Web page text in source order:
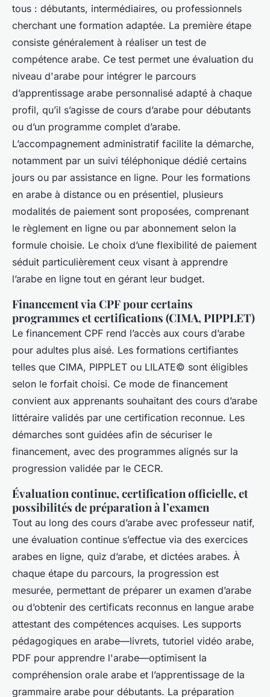
tous : débutants, intermédiaires, ou professionnels
cherchant une formation adaptée. La première étape
consiste généralement à réaliser un test de
compétence arabe. Ce test permet une évaluation du
niveau d'arabe pour intégrer le parcours
d’apprentissage arabe personnalisé adapté à chaque
profil, qu’il s’agisse de cours d’arabe pour débutants
ou d’un programme complet d’arabe.
L’accompagnement administratif facilite la démarche,
notamment par un suivi téléphonique dédié certains
jours ou par assistance en ligne. Pour les formations
en arabe à distance ou en présentiel, plusieurs
modalités de paiement sont proposées, comprenant
le règlement en ligne ou par abonnement selon la
formule choisie. Le choix d’une flexibilité de paiement
séduit particulièrement ceux visant à apprendre
l’arabe en ligne tout en gérant leur budget.
Financement via CPF pour certains
programmes et certifications (CIMA, PIPPLET)
Le financement CPF rend l’accès aux cours d’arabe
pour adultes plus aisé. Les formations certifiantes
telles que CIMA, PIPPLET ou LILATE© sont éligibles
selon le forfait choisi. Ce mode de financement
convient aux apprenants souhaitant des cours d’arabe
littéraire validés par une certification reconnue. Les
démarches sont guidées afin de sécuriser le
financement, avec des programmes alignés sur la
progression validée par le CECR.
Évaluation continue, certification officielle, et
possibilités de préparation à l’examen
Tout au long des cours d’arabe avec professeur natif,
une évaluation continue s’effectue via des exercices
arabes en ligne, quiz d’arabe, et dictées arabes. À
chaque étape du parcours, la progression est
mesurée, permettant de préparer un examen d’arabe
ou d’obtenir des certificats reconnus en langue arabe
attestant des compétences acquises. Les supports
pédagogiques en arabe—livrets, tutoriel vidéo arabe,
PDF pour apprendre l'arabe—optimisent la
compréhension orale arabe et l’apprentissage de la
grammaire arabe pour débutants. La préparation